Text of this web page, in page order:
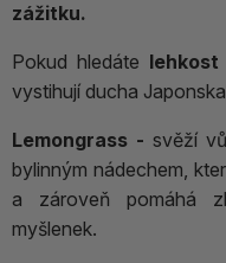
zážitku.
Pokud hledáte
vystihují ducha
Lemongrass - svěží
bylinným nádechem,
a zároveň pomáhá
myšlenek.